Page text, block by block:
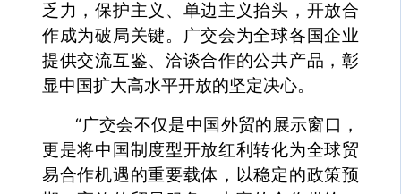
乏力，保护主义、单边主义抬头，开放合
作成为破局关键。广交会为全球各国企业
提供交流互鉴、洽谈合作的公共产品，彰
显中国扩大高水平开放的坚定决心。
“广交会不仅是中国外贸的展示窗口，
更是将中国制度型开放红利转化为全球贸
易合作机遇的重要载体，以稳定的政策预